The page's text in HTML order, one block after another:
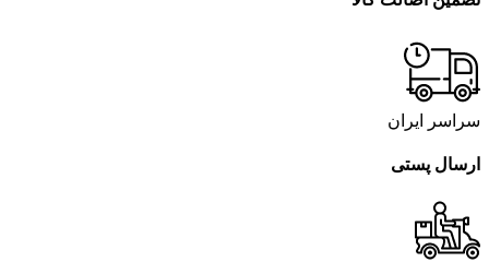
سراسر ایران
ارسال پستی